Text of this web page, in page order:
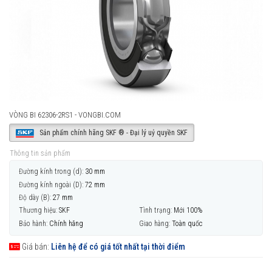
VÒNG BI 62306-2RS1 - VONGBI.COM
Sản phẩm chính hãng SKF ® - Đại lý uỷ quyền SKF
Thông tin sản phẩm
Đường kính trong (d): 30 mm
Đường kính ngoài (D): 72 mm
Độ dày (B): 27 mm
Thương hiệu: SKF Tình trạng: Mới 100%
Bảo hành: Chính hãng Giao hàng: Toàn quốc
Giá bán: Liên hệ để có giá tốt nhất tại thời điểm